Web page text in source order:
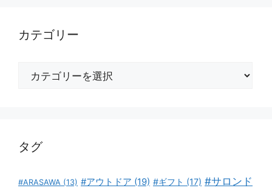
カテゴリー
タグ
#ARASAWA (13) #アウトドア (19) #ギフト (17) #サロンド